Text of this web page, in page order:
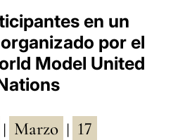
DEUTSCH
POLSKI
中文
en un
por el
Model United
Marzo 17